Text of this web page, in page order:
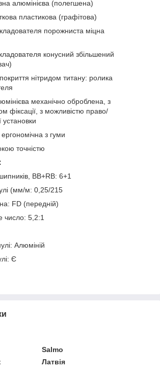
алюмінієва (полегшена)
пластикова (графітова)
порожниста міцна
конусний збільшений
нітридом титану: ролика
механічно оброблена, з
фіксації, з можливістю право/
установки
з гуми
точністю
BB+RB: 6+1
(мм/м: 0,25/215
FD (передній)
число: 5,2:1
Алюміній
Є
Salmo
Латвія